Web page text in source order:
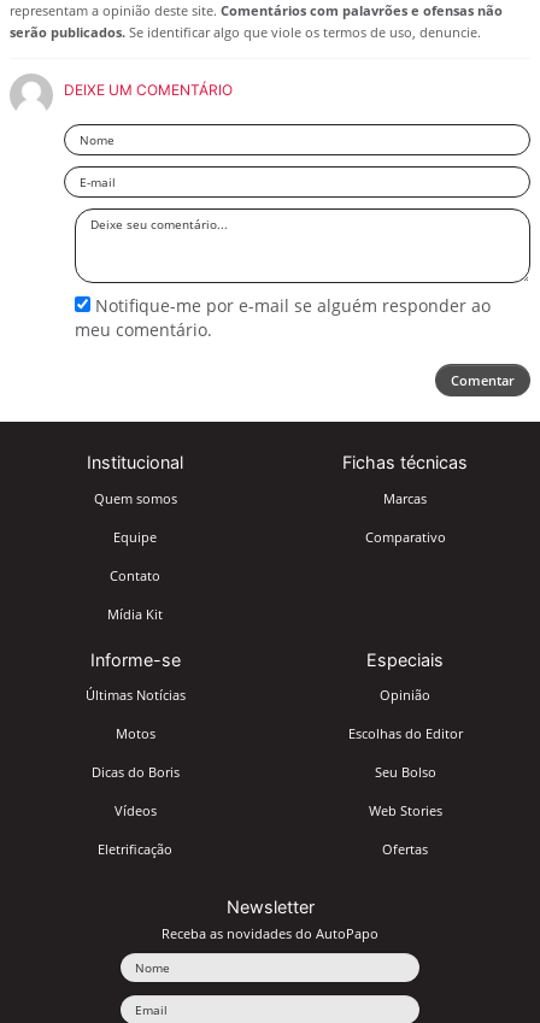
representam a opinião deste site. Comentários com palavrões e ofensas não
serão publicados. Se identificar algo que viole os termos de uso, denuncie.
DEIXE UM COMENTÁRIO
Nome
Email
Deixe
Notifique-me por e-mail se alguém responder ao
meu comentário.
Comentar
Institucional
Quem somos
Equipe
Contato
Mídia Kit
Fichas técnicas
Marcas
Comparativo
Informe-se
Últimas Notícias
Motos
Dicas do Boris
Vídeos
Eletrificação
Especiais
Opinião
Escolhas do Editor
Seu Bolso
Web Stories
Ofertas
Newsletter
Receba as novidades do AutoPapo